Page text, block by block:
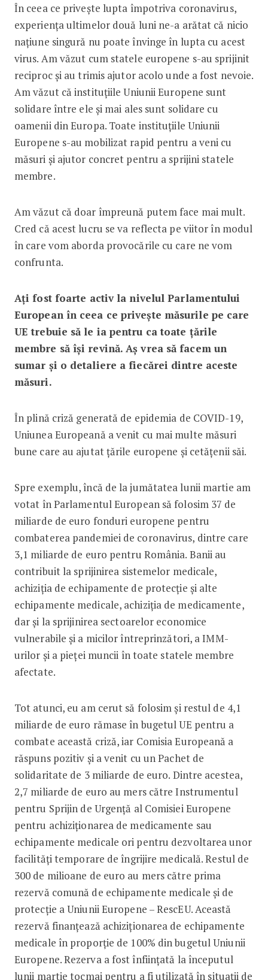
În ceea ce privește lupta împotriva coronavirus,
experiența ultimelor două luni ne-a arătat că nicio
națiune singură nu poate învinge în lupta cu acest
virus. Am văzut cum statele europene s-au sprijinit
reciproc și au trimis ajutor acolo unde a fost nevoie.
Am văzut că instituțiile Uniunii Europene sunt
solidare între ele și mai ales sunt solidare cu
oamenii din Europa. Toate instituțiile Uniunii
Europene s-au mobilizat rapid pentru a veni cu
măsuri și ajutor concret pentru a sprijini statele
membre.
Am văzut că doar împreună putem face mai mult.
Cred că acest lucru se va reflecta pe viitor în modul
în care vom aborda provocările cu care ne vom
confrunta.
Ați fost foarte activ la nivelul Parlamentului
European în ceea ce privește măsurile pe care
UE trebuie să le ia pentru ca toate țările
membre să își revină. Aș vrea să facem un
sumar și o detaliere a fiecărei dintre aceste
măsuri.
În plină criză generată de epidemia de COVID-19,
Uniunea Europeană a venit cu mai multe măsuri
bune care au ajutat țările europene și cetățenii săi.
Spre exemplu, încă de la jumătatea lunii martie am
votat în Parlamentul European să folosim 37 de
miliarde de euro fonduri europene pentru
combaterea pandemiei de coronavirus, dintre care
3,1 miliarde de euro pentru România. Banii au
contribuit la sprijinirea sistemelor medicale,
achiziția de echipamente de protecție și alte
echipamente medicale, achiziția de medicamente,
dar și la sprijinirea sectoarelor economice
vulnerabile și a micilor întreprinzători, a IMM-
urilor și a pieței muncii în toate statele membre
afectate.
Tot atunci, eu am cerut să folosim și restul de 4,1
miliarde de euro rămase în bugetul UE pentru a
combate această criză, iar Comisia Europeană a
răspuns pozitiv și a venit cu un Pachet de
solidaritate de 3 miliarde de euro. Dintre acestea,
2,7 miliarde de euro au mers către Instrumentul
pentru Sprijin de Urgență al Comisiei Europene
pentru achiziționarea de medicamente sau
echipamente medicale ori pentru dezvoltarea unor
facilități temporare de îngrijire medicală. Restul de
300 de milioane de euro au mers către prima
rezervă comună de echipamente medicale și de
protecție a Uniunii Europene – RescEU. Această
rezervă finanțează achiziționarea de echipamente
medicale în proporție de 100% din bugetul Uniunii
Europene. Rezerva a fost înființată la începutul
lunii martie tocmai pentru a fi utilizată în situații de